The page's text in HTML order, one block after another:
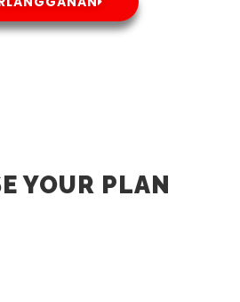
YOUR PLAN